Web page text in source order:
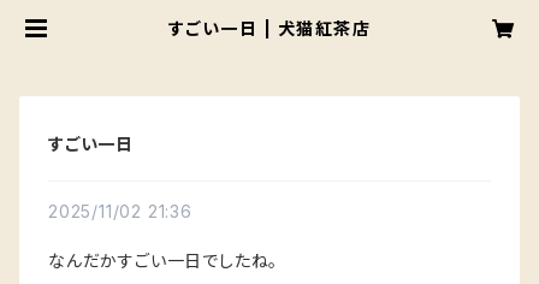
すごい一日 | 犬猫紅茶店
すごい一日
2025/11/02 21:36
なんだかすごい一日でしたね。